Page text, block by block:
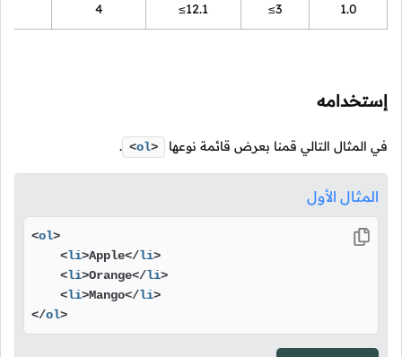
4 ≤12.1 ≤3 1.0
إستخدامه
في المثال التالي قمنا بعرض قائمة نوعها <ol>
.
المثال الأول
<ol>
<li>Apple</li>
<li>Orange</li>
<li>Mango</li>
</ol>